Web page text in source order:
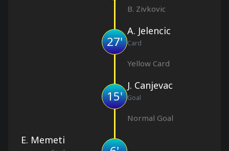
B. Zivkovic
27'
A. Jelencic
Card
Yellow Card
15'
J. Canjevac
Goal
Normal Goal
E. Memeti